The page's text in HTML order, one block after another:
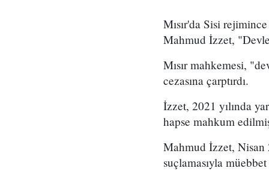
Mısır'da Sisi
Mahmud İzzet,
Mısır mahkemesi,
cezasına çarptırdı.
İzzet, 2021 yılında
hapse mahkum
Mahmud İzzet, Nisan
suçlamasıyla müebbet